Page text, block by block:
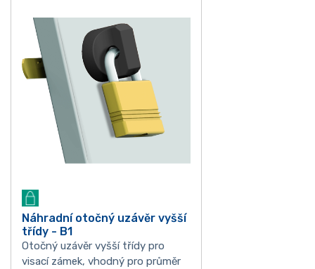
Náhradní otočný uzávěr vyšší
třídy - B1
Otočný uzávěr vyšší třídy pro
visací zámek, vhodný pro průměr